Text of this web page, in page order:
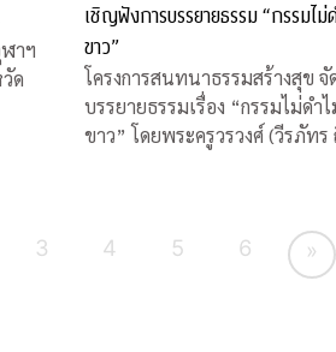
าฯ
ด
เชิญฟังการบรรยายธรรม “กรรมไม่
ขาว”
โครงการสนทนาธรรมสร้างสุข จั
บรรยายธรรมเรื่อง “กรรมไม่ดำ
ขาว” โดยพระครูวรวงศ์ (วีรภัทร
3 4 5 6 »